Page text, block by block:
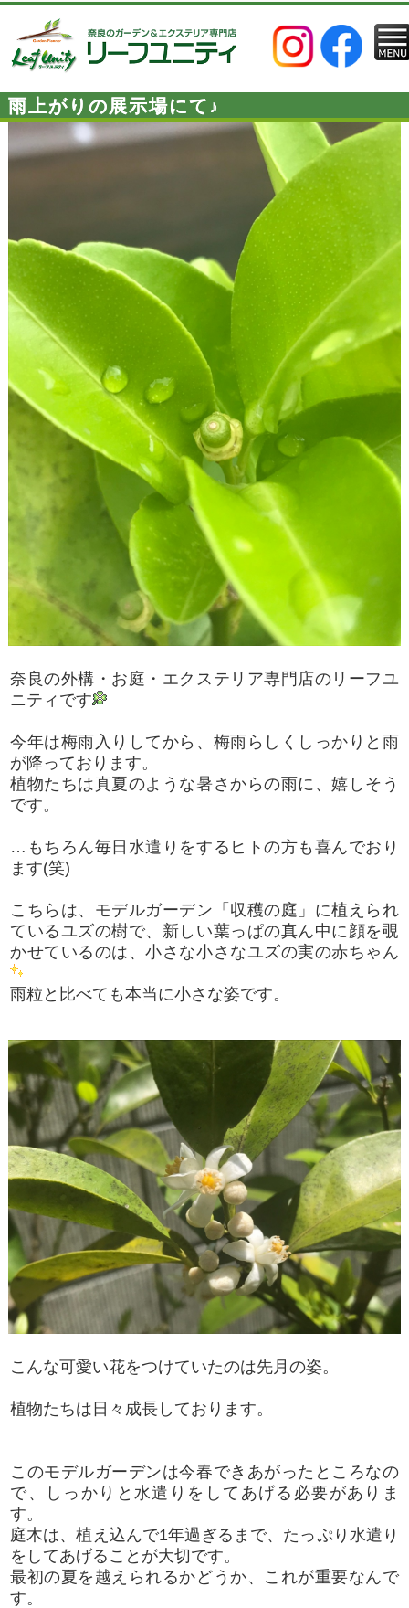
雨上がりの展示場にて♪
奈良の外構・お庭・エクステリア専門店のリーフユ
ニティです
今年は梅雨入りしてから、梅雨らしくしっかりと雨
が降っております。
植物たちは真夏のような暑さからの雨に、嬉しそう
です。
…もちろん毎日水遣りをするヒトの方も喜んでおり
ます(笑)
こちらは、モデルガーデン「収穫の庭」に植えられ
ているユズの樹で、新しい葉っぱの真ん中に顔を覗
かせているのは、小さな小さなユズの実の赤ちゃん
雨粒と比べても本当に小さな姿です。
こんな可愛い花をつけていたのは先月の姿。
植物たちは日々成長しております。
このモデルガーデンは今春できあがったところなの
で、しっかりと水遣りをしてあげる必要がありま
す。
庭木は、植え込んで1年過ぎるまで、たっぷり水遣り
をしてあげることが大切です。
最初の夏を越えられるかどうか、これが重要なんで
す。